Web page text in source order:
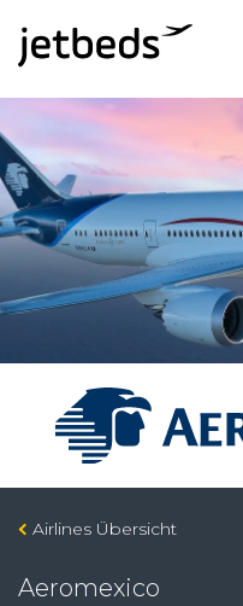
Airlines Übersicht
Aeromexico